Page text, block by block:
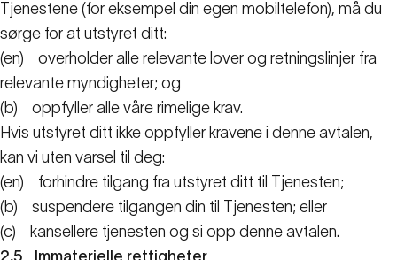
Tjenestene (for eksempel din egen mobiltelefon), må du
sørge for at utstyret ditt:
(en)
overholder alle relevante lover og retningslinjer fra
relevante myndigheter; og
(b)
oppfyller alle våre rimelige krav.
Hvis utstyret ditt ikke oppfyller kravene i denne avtalen,
kan vi uten varsel til deg:
(en)
forhindre tilgang fra utstyret ditt til Tjenesten;
(b)
suspendere tilgangen din til Tjenesten; eller
(c)
kansellere tjenesten og si opp denne avtalen.